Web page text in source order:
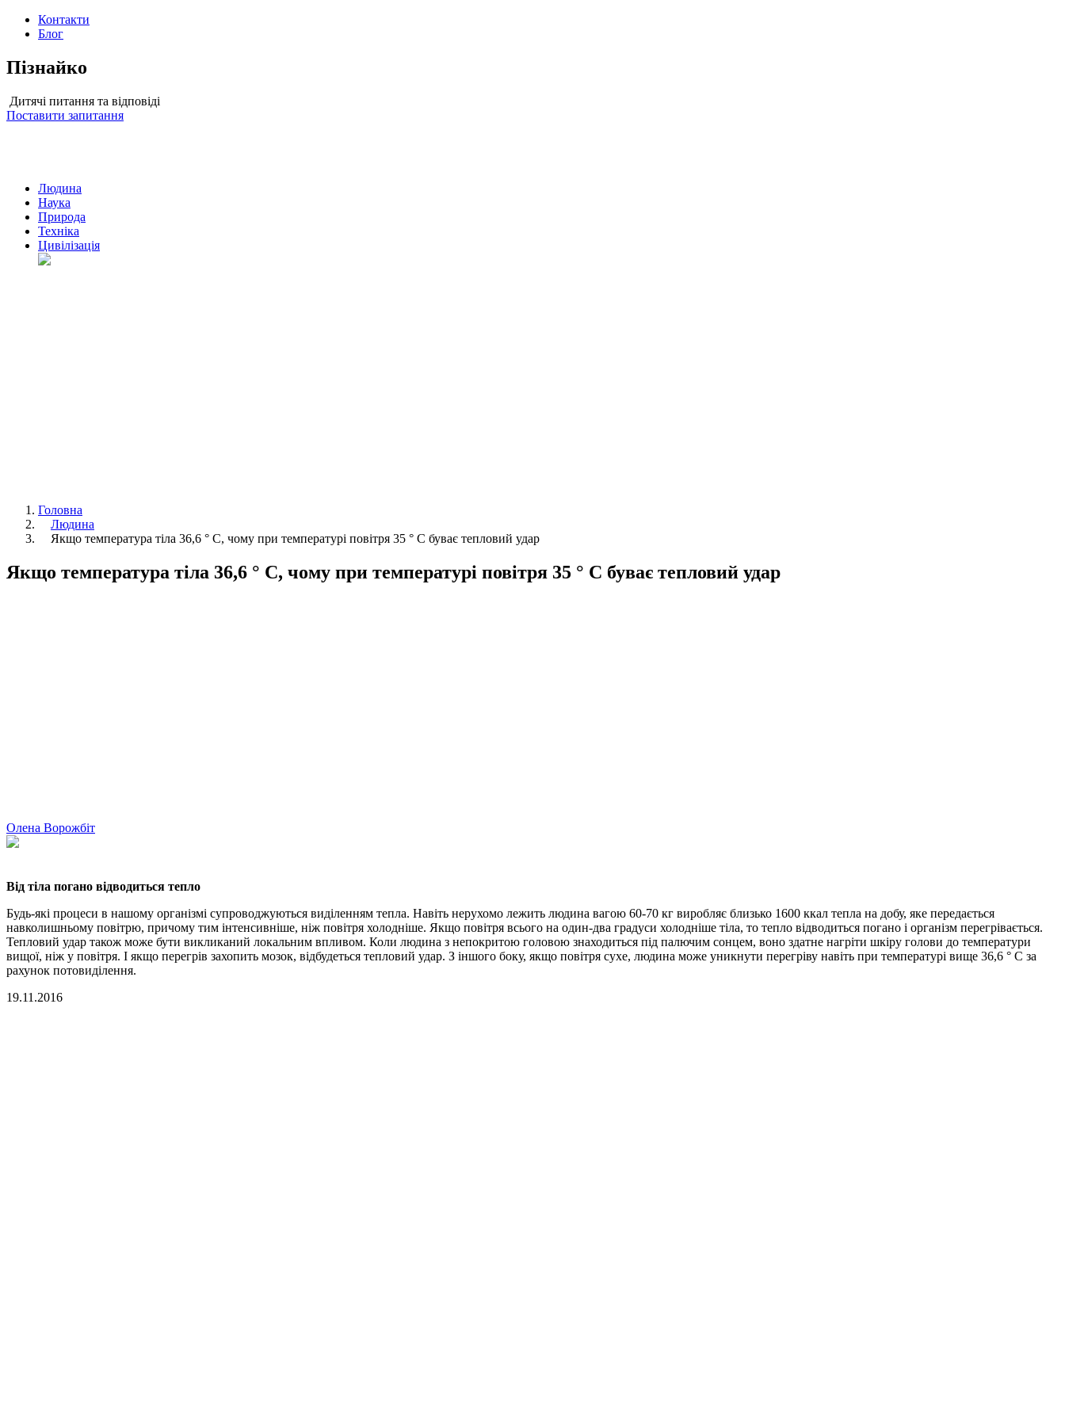
Контакти
Блог
Пізнайко
Дитячі питання та відповіді
Поставити запитання
Людина
Наука
Природа
Техніка
Цивілізація
Головна
Людина
Якщо температура тіла 36,6 ° C, чому при температурі повітря 35 ° C буває тепловий удар
Якщо температура тіла 36,6 ° C, чому при температурі повітря 35 ° C буває тепловий удар
Олена Ворожбіт
Від тіла погано відводиться тепло
Будь-які процеси в нашому організмі супроводжуються виділенням тепла. Навіть нерухомо лежить людина вагою 60-70 кг виробляє близько 1600 ккал тепла на добу, яке передається
навколишньому повітрю, причому тим інтенсивніше, ніж повітря холодніше. Якщо повітря всього на один-два градуси холодніше тіла, то тепло відводиться погано і організм перегрівається.
Тепловий удар також може бути викликаний локальним впливом. Коли людина з непокритою головою знаходиться під палючим сонцем, воно здатне нагріти шкіру голови до температури
вищої, ніж у повітря. І якщо перегрів захопить мозок, відбудеться тепловий удар. З іншого боку, якщо повітря сухе, людина може уникнути перегріву навіть при температурі вище 36,6 ° C за
рахунок потовиділення.
19.11.2016